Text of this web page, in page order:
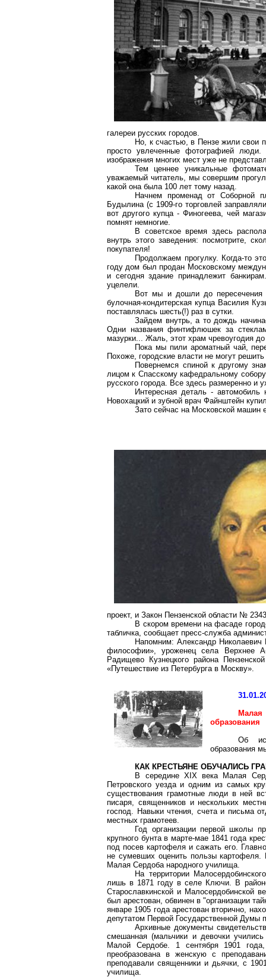
галереи русских городов.
Но, к счастью, в Пензе жили свои
просто увлеченные фотографией
изображения многих мест уже не
Тем ценнее уникальные
уважаемый читатель, мы совершим
какой она была 100 лет тому назад.
Начнем променад от Соборной
Будылина (с 1909-го торговлей
вот другого купца - Финогеева, чей
помнят немногие.
В советское время здесь
внутрь этого заведения: посмотрите,
покупателя!
Продолжаем прогулку. Когда-то
году дом был продан Московскому
и сегодня здание принадлежит
уцелели.
Вот мы и дошли до пересечения
булочная-кондитерская купца Василия
поставлялась шесть(!) раз в сутки.
Зайдем внутрь, а то дождь
Одни названия финтифлюшек за
мазурки... Жаль, этот храм чревоугодия
Пока мы пили ароматный чай,
Похоже, городские власти не могут
Повернемся спиной к другому
лицом к Спасскому кафедральному
русского города. Все здесь размеренно
Интересная деталь -
Новохацкий и зубной врач Файнштейн
Зато сейчас на Московской
проект, и Закон Пензенской области №
В скором времени на фасаде
табличка, сообщает пресс-служба
Напомним: Александр Николаевич
философии», уроженец села Верхнее
Радищево Кузнецкого района
«Путешествие из Петербурга в Москву».
образования
Об
образования
КАК КРЕСТЬЯНЕ ОБУЧАЛИСЬ
В середине XIX века Малая
Петровского уезда и одним из самых
существования грамотные люди в ней
писаря, священников и нескольких
господ. Навыки чтения, счета и письма
местных грамотеев.
Год организации первой школы
крупного бунта в марте-мае 1841 года
под посев картофеля и сажать его.
не сумевших оценить пользы
Малая Сердоба народного училища.
На территории
лишь в 1871 году в селе Ключи. В
Старославкинской и Малосердобинской
был арестован, обвинен в "организации
январе 1905 года арестован вторично,
депутатом Первой Государственной Думы
Архивные документы
смешанная (мальчики и девочки
Малой Сердобе. 1 сентября 1901
преобразована в женскую с
преподавали священники и дьячки, с
училища.